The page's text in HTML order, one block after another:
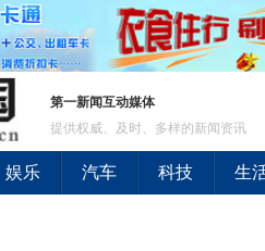
第一新闻互动媒体
提供权威、及时、多样的新闻资讯
娱乐 汽车 科技 生